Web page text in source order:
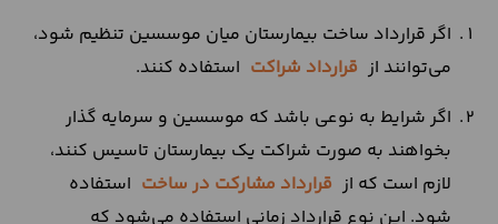
اگر قرارداد ساخت بیمارستان میان موسسین تنظیم شود،
می‌توانند از قرارداد شراکت استفاده کنند.
اگر شرایط به نوعی باشد که موسسین و سرمایه گذار
بخواهند به صورت شراکت یک بیمارستان تاسیس کنند،
لازم است که از قرارداد مشارکت در ساخت استفاده
شود. این نوع قرارداد زمانی استفاده می‌شود که